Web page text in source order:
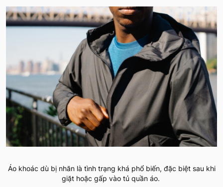
Áo khoác dù bị nhăn là tình trạng khá phổ biến, đặc biệt sau khi
giặt hoặc gấp vào tủ quần áo.